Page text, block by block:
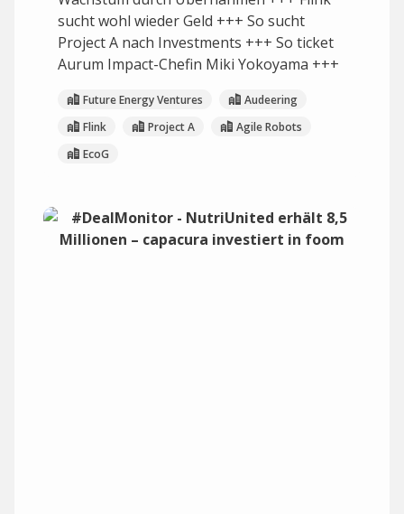
sucht wohl wieder Geld +++ So sucht
Project A nach Investments +++ So ticket
Aurum Impact-Chefin Miki Yokoyama +++
Future Energy Ventures
Audeering
Flink
Project A
Agile Robots
EcoG